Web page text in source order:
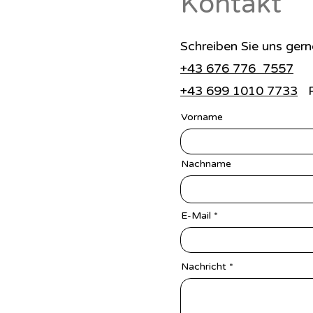
Schreiben Sie uns
+43 676 776 7557
+43 699 1010 7733
Vorname
Nachname
E-Mail
Nachricht